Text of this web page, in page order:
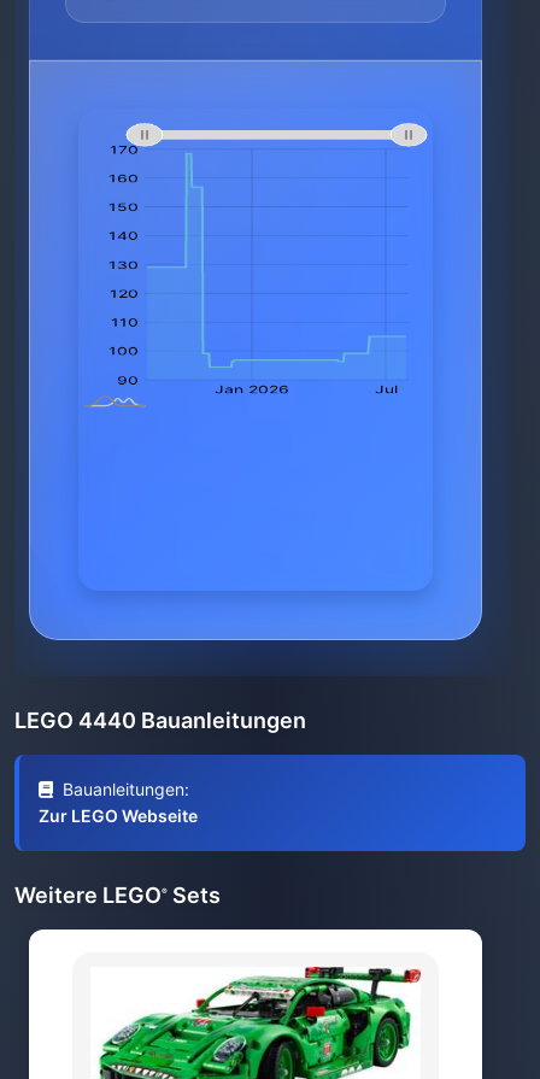
LEGO 4440 Bauanleitungen
Bauanleitungen:
Zur LEGO Webseite
Weitere LEGO® Sets